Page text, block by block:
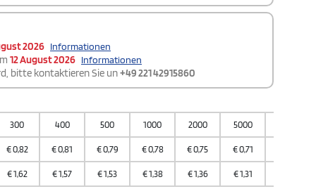
2026 Informationen
12 August 2026 Informationen
bitte kontaktieren Sie un+49 221 42915860
300 400 500 1000 2000 5000
€0,82 €0,81 €0,79 €0,78 €0,75 €0,71
€1,62 €1,57 €1,53 €1,38 €1,36 €1,31